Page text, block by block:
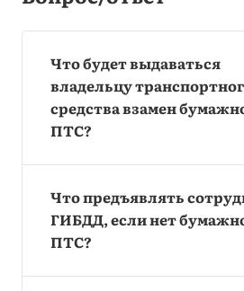
Что будет выдаваться
владельцу
средства взамен
ПТС?
Что предъявлять
ГИБДД, если нет
ПТС?